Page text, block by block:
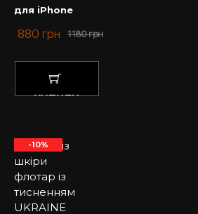
для iPhone
1180грн
880 грн
КУПИТИ
-10%